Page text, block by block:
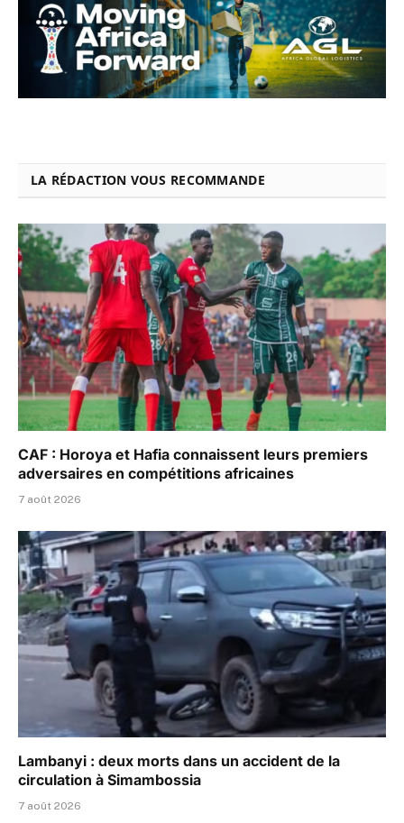
LA RÉDACTION VOUS RECOMMANDE
CAF : Horoya et Hafia connaissent leurs premiers
adversaires en compétitions africaines
7 août 2026
Lambanyi : deux morts dans un accident de la
circulation à Simambossia
7 août 2026